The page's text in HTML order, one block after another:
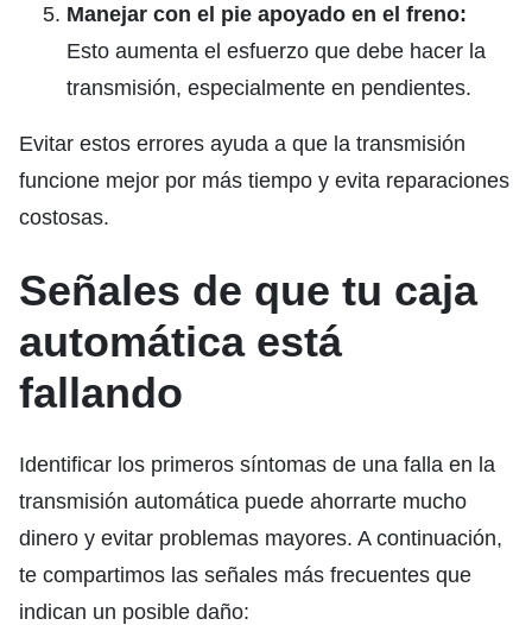
Manejar con el pie apoyado en el freno:
Esto aumenta el esfuerzo que debe hacer la
transmisión, especialmente en pendientes.
Evitar estos errores ayuda a que la transmisión
funcione mejor por más tiempo y evita reparaciones
costosas.
Señales de que tu caja
automática está
fallando
Identificar los primeros síntomas de una falla en la
transmisión automática puede ahorrarte mucho
dinero y evitar problemas mayores. A continuación,
te compartimos las señales más frecuentes que
indican un posible daño: